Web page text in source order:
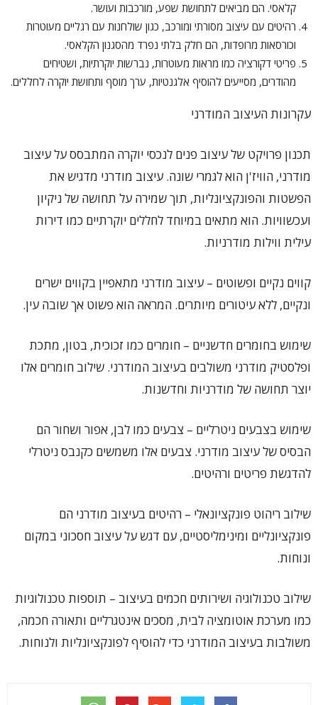
קלאסי. הם מביאים לתחושת שפע, מורכבות ועושר.
רהיטים עם עיצוב מסורתי ומורכב, כגון שולחנות עם רגליים מעוטרות
וכורסאות מרופדות, הם חלק בלתי נפרד מהסגנון הקלאסי.
פריטי דקורציה כמו מראות מעוטרות, נברשות יוקרתיות, ושטיחים
מהודרים, מסייעים להוסיף אלגנטיות, ערך מוסף ותחושת יוקרה לחללים.
עקרונות העיצוב המודרני
תכנון פרויקט של עיצוב פנים לנכסי יוקרה המתבסס על עיצוב
מודרני, הוויז'ן הוא לגמרי שונה. עיצוב מודרני מדגיש את
הפשטות והפונקציונליות, תוך שמירה על תחושה של ניקיון
ועכשוויות. הוא מתאים במיוחד לחללים יוקרתיים כמו דירות
עילית ווילות מודרניות.
קווים נקיים ופשוטים – עיצוב מודרני מתאפיין בקווים ישרים
ונקיים, ללא עיטורים מיותרים. המראה הוא פשוט אך שובה עין.
שימוש בחומרים חדשניים – חומרים כמו זכוכית, בטון, מתכת
ופלסטיק מודרני משולבים בעיצוב המודרני. שילוב חומרים אלו
יוצר תחושה של מודרניות וחדשנות.
שימוש בצבעים ניטרליים – צבעים כמו לבן, אפור ושחור הם
הבסיס של עיצוב מודרני. צבעים אלו משמשים כקנבס ניטרלי
להדגשת פריטים ורהיטים.
שילוב ריהוט פונקציונאלי – רהיטים בעיצוב מודרני הם
פונקציונליים ומינימליסטיים, עם דגש על עיצוב חסכוני במקום
ונוחות.
שילוב טכנולוגיה ושירותים חכמים בעיצוב – תוספות טכנולוגיות
כמו מערכת אוטומציה לבית, מסכים אינטגרליים ותאורה חכמה,
משולבות בעיצוב המודרני כדי להוסיף לפונקציונליות ולנוחות.